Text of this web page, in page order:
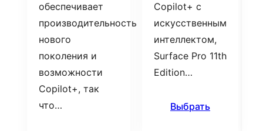
обеспечивает
производительность
нового
поколения и
возможности
Copilot+, так
что…
Copilot+ с
искусственным
интеллектом,
Surface Pro 11th
Edition…
Выбрать